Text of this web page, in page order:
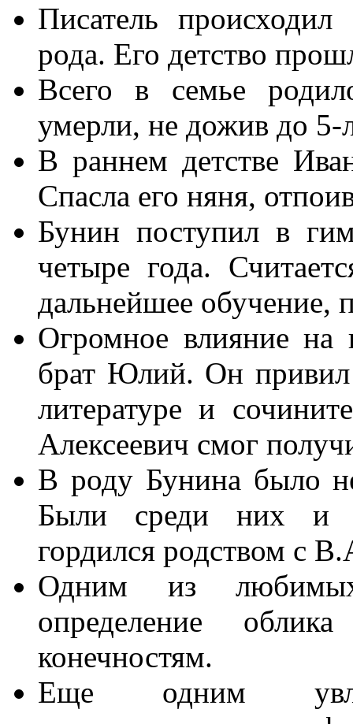
Писатель
рода. Его детство
Всего в семье
умерли, не дожив до 5-
В раннем детстве
Спасла его няня,
Бунин поступил в
четыре года.
дальнейшее обучение,
Огромное влияние на
брат Юлий. Он
литературе и
Алексеевич смог
В роду Бунина было
Были среди них и
гордился родством с
Одним из
определение
конечностям.
Еще одним